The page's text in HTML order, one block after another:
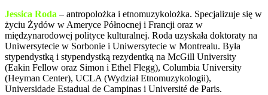
Jessica Roda – antropolożka i etnomuzykolożka. Specjalizuje się w
życiu Żydów w Ameryce Północnej i Francji oraz w
międzynarodowej polityce kulturalnej. Roda uzyskała doktoraty na
Uniwersytecie w Sorbonie i Uniwersytecie w Montrealu. Była
stypendystką i stypendystką rezydentką na McGill University
(Eakin Fellow oraz Simon i Ethel Flegg), Columbia University
(Heyman Center), UCLA (Wydział Etnomuzykologii),
Universidade Estadual de Campinas i Université de Paris.